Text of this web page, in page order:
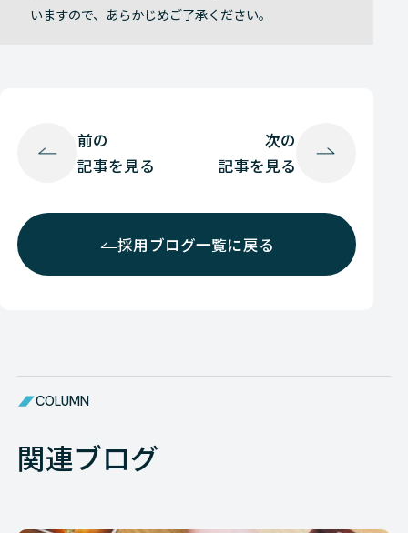
いますので、あらかじめご了承ください。
前の
記事を見る
採用ブログ一覧に戻る
次の
記事を見る
COLUMN
関連ブログ